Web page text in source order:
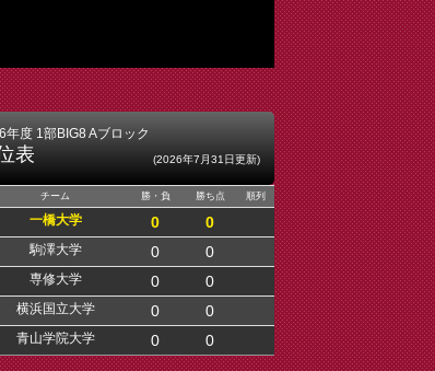
年度 1部BIG8 Aブロック
表 (2026年7月31日更新)
チーム 勝・負 勝ち点 順列
一橋大学 0 0
駒澤大学 0 0
専修大学 0 0
横浜国立大学 0 0
青山学院大学 0 0